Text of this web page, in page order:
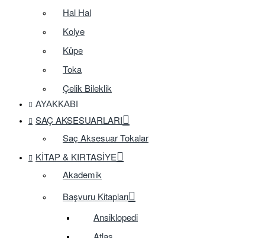
Hal Hal
Kolye
Küpe
Toka
Çelik Bileklik
AYAKKABI
SAÇ AKSESUARLARI
Saç Aksesuar Tokalar
KITAP & KIRTASIYE
Akademik
Başvuru Kitapları
Ansiklopedi